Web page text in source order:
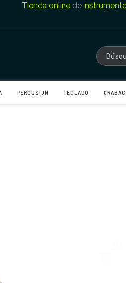
Tienda onlinede
PERCUSIÓN TECLADO